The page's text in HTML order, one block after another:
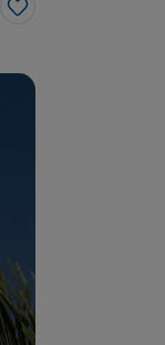
Me gusta